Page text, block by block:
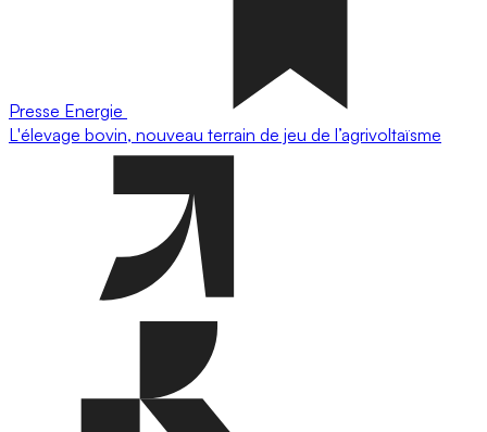
Presse Energie
L'élevage bovin, nouveau terrain de jeu de l’agrivoltaïsme